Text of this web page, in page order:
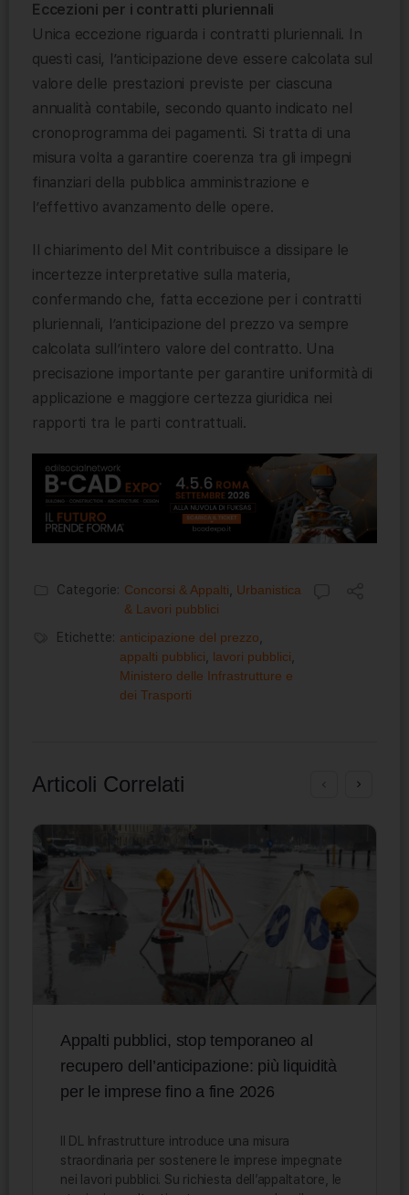
Eccezioni per i contratti pluriennali
Unica eccezione riguarda i contratti pluriennali. In
questi casi, l’anticipazione deve essere calcolata sul
valore delle prestazioni previste per ciascuna
annualità contabile, secondo quanto indicato nel
cronoprogramma dei pagamenti. Si tratta di una
misura volta a garantire coerenza tra gli impegni
finanziari della pubblica amministrazione e
l’effettivo avanzamento delle opere.
Il chiarimento del Mit contribuisce a dissipare le
incertezze interpretative sulla materia,
confermando che, fatta eccezione per i contratti
pluriennali, l’anticipazione del prezzo va sempre
calcolata sull’intero valore del contratto. Una
precisazione importante per garantire uniformità di
applicazione e maggiore certezza giuridica nei
rapporti tra le parti contrattuali.
Categorie: Concorsi & Appalti
Urbanistica
& Lavori pubblici
Etichette: anticipazione del prezzo
appalti pubblici
lavori pubblici
Ministero delle Infrastrutture e
dei Trasporti
Articoli Correlati
Appalti pubblici, stop temporaneo al
recupero dell’anticipazione: più liquidità
per le imprese fino a fine 2026
Il DL Infrastrutture introduce una misura
straordinaria per sostenere le imprese impegnate
nei lavori pubblici. Su richiesta dell’appaltatore, le